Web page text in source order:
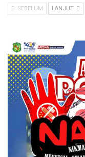
SEBELUM LANJUT